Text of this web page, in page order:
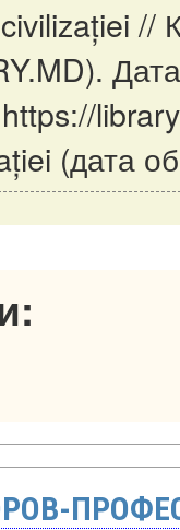
//
(дата